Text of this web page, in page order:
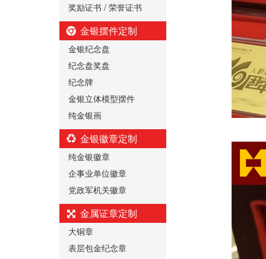
奖励证书 / 荣誉证书
金银摆件定制
金银纪念盘
纪念盘奖盘
纪念牌
金银立体模型摆件
纯金银画
金银徽章定制
纯金银徽章
企事业单位徽章
党政军机关徽章
金属证章定制
大铜章
表层包金纪念章